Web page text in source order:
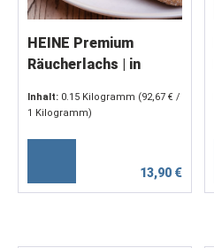
HEINE Premium
Räucherlachs | in
Inhalt: 0.15 Kilogramm (92,67 € /
1 Kilogramm)
13,90 €